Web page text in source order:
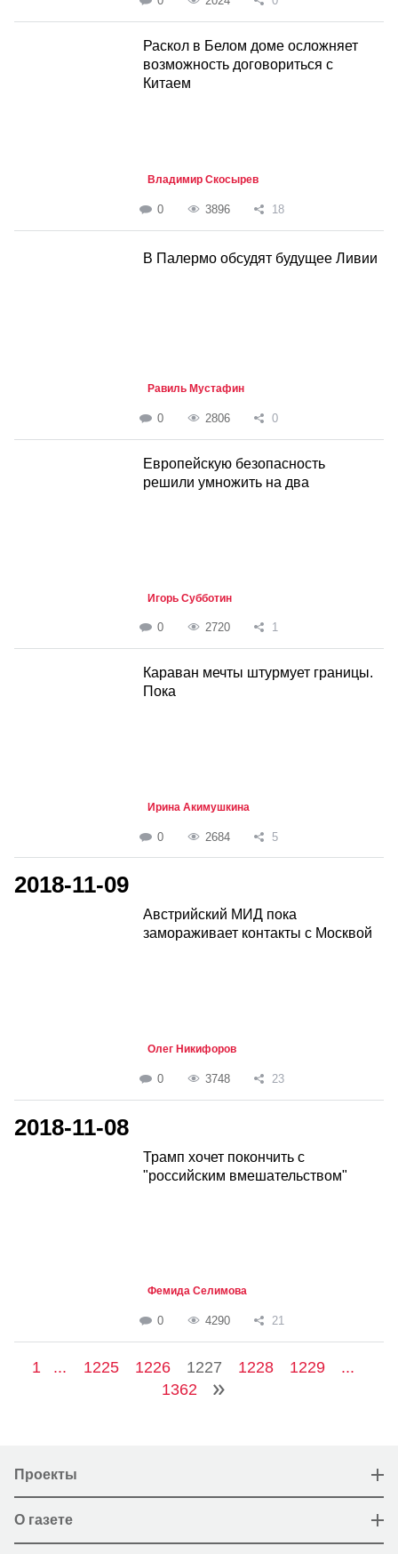
Раскол в Белом доме осложняет
возможность договориться с
Китаем
Владимир Скосырев
0 3896 18
В Палермо обсудят будущее Ливии
Равиль Мустафин
0 2806 0
Европейскую безопасность
решили умножить на два
Игорь Субботин
0 2720 1
Караван мечты штурмует границы.
Пока
Ирина Акимушкина
0 2684 5
2018-11-09
Австрийский МИД пока
замораживает контакты с Москвой
Олег Никифоров
0 3748 23
2018-11-08
Трамп хочет покончить с
"российским вмешательством"
Фемида Селимова
0 4290 21
1 ... 1225 1226 1227 1228 1229
...
1362
Проекты
О газете